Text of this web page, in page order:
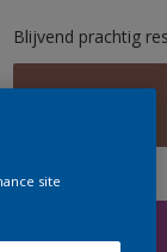
Blijvend prachtig
C3.20.39
Grootte
site